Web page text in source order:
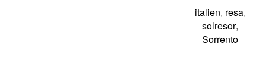
italien, resa,
solresor,
Sorrento